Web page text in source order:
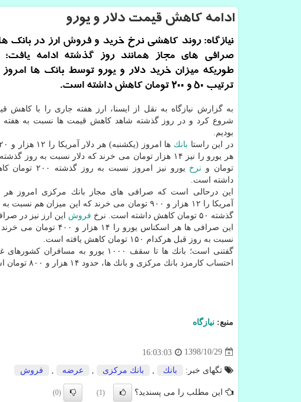
ادامه كاهش قیمت دلار و یورو
نیازگاه: روند كاهشی نرخ خرید و فروش ارز در بانك
صرافی های مجاز همانند روز گذشته ادامه یافت؛
طوریكه میزان خرید دلار و یورو توسط بانك ها امروز
ترتیب 50 و 200 تومان كاهش داشته است.
به گزارش نیازگاه به نقل از ایسنا، ارز هفته جاری را با كاهش
شروع كرد و در روز گذشته شاهد كاهش قیمت ها نسبت به هفته
بودیم.
در این راستا بانك
تومان و نرخ
یورو نیز امروز نسبت به روز گذشته
داشته است.
این درحالی است كه صرافی های مجاز بانك مركزی امروز هر
آمریكا را ۱۲ هزار و ۹۰۰ تومان می خرند كه این میزان هم نسبت
گذشته ۵۰ تومان كاهش داشته است. نرخ
فروش این ارز نیز در صرافی ها ۱۳ هزار تومان است درحالی كه روز گذشته ۱۳
این صرافی ها هر اسكناس یورو را ۱۴ هزار و ۴۰۰ تومان می خرند و ۱۴ هزار و ۵۰۰ تومان
نسبت به روز قبل هركدام ۱۵۰ تومان كاهش یافته است.
گفتنی است؛ بانك ها تا سقف ۱۰۰۰
احتساب كارمزد بانك مركزی و بانك ها، حدود ۱۴ هزار و ۸۰۰ تومان است.
منبع: نیازگاه
1398/10/29
16:03:03
تگهای خبر: بانك بانك مركزی عرضه فروش
این مطلب را می پسندید؟ (1)
(0)